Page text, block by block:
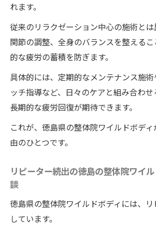
れます。
従来のリラクゼーション中心の施術と
関節の調整、全身のバランスを整える
的な疲労の蓄積を防ぎます。
具体的には、定期的なメンテナンス施
ッチ指導など、日々のケアと組み合わせ
長期的な疲労回復が期待できます。
これが、徳島県の整体院ワイルドボデ
由のひとつです。
リピーター続出の徳島の整体院ワイ
談
徳島県の整体院ワイルドボディには、
しています。